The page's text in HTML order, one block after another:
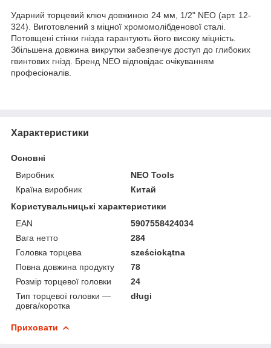
Ударний торцевий ключ довжиною 24 мм, 1/2" NEO (арт. 12-
324). Виготовлений з міцної хромомолібденової сталі.
Потовщені стінки гнізда гарантують його високу міцність.
Збільшена довжина викрутки забезпечує доступ до глибоких
гвинтових гнізд. Бренд NEO відповідає очікуванням
професіоналів.
Характеристики
Основні
Виробник
NEO Tools
Країна виробник
Китай
Користувальницькі характеристики
EAN
5907558424034
Вага нетто
284
Головка торцева
sześciokątna
Повна довжина продукту
78
Розмір торцевої головки
24
Тип торцевої головки —
довга/коротка
długi
Приховати